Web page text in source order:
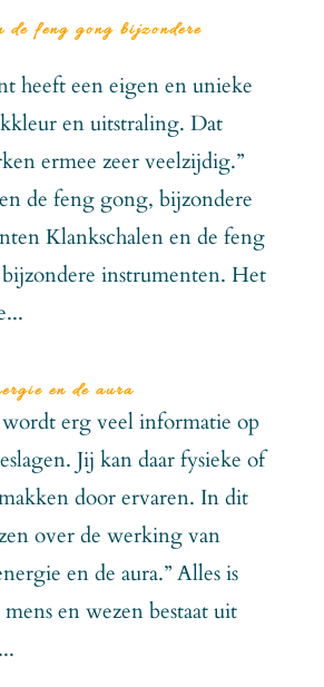
de feng gong bijzondere
heeft een eigen en unieke
en uitstraling. Dat
ermee zeer veelzijdig.”
de feng gong, bijzondere
Klankschalen en de feng
instrumenten. Het
en de aura
erg veel informatie op
Jij kan daar fysieke of
door ervaren. In dit
over de werking van
en de aura.” Alles is
en wezen bestaat uit